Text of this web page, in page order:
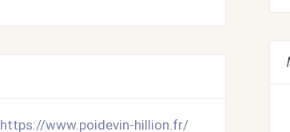
https://www.poidevin-hillion.fr/